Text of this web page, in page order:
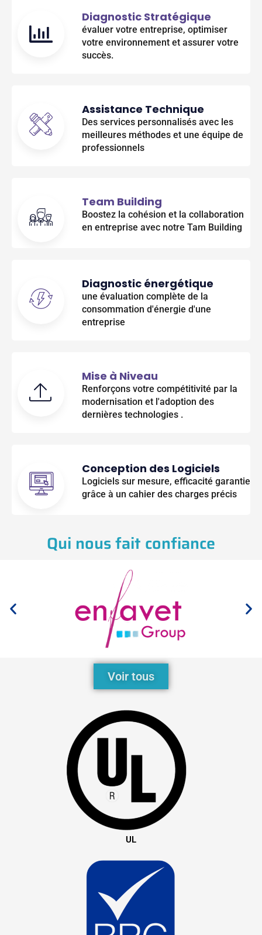
Diagnostic Stratégique
évaluer votre entreprise, optimiser
votre environnement et assurer votre
succès.
Assistance Technique
Des services personnalisés avec les
meilleures méthodes et une équipe de
professionnels
Team Building
Boostez la cohésion et la collaboration
en entreprise avec notre Tam Building
Diagnostic énergétique
une évaluation complète de la
consommation d'énergie d'une
entreprise
Mise à Niveau
Renforçons votre compétitivité par la
modernisation et l'adoption des
dernières technologies .
Conception des Logiciels
Logiciels sur mesure, efficacité garantie
grâce à un cahier des charges précis
Qui nous fait confiance
Voir tous
UL